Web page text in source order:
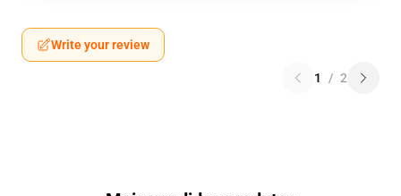
Write your review
1 / 2